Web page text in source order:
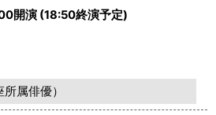
開演 (18:50終演予定)
属俳優）